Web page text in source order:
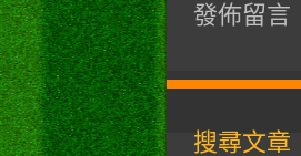
發佈留言
搜尋文章